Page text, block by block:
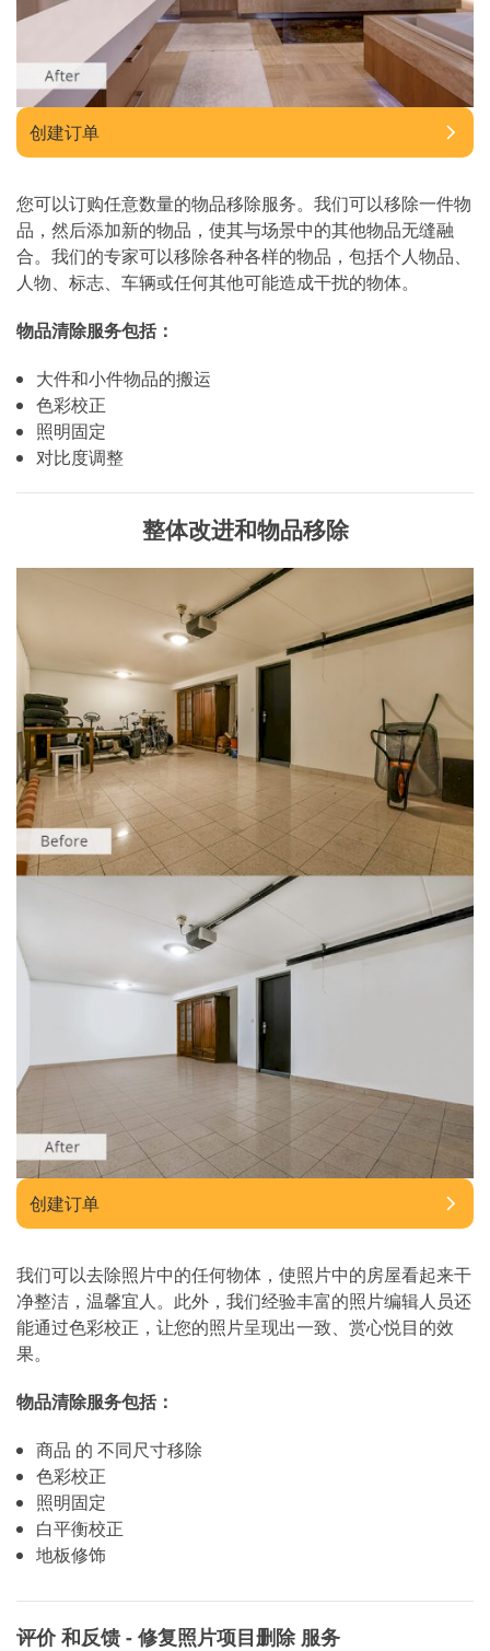
创建订单
您可以订购任意数量的物品移除服务。我们可以移除一件物
品，然后添加新的物品，使其与场景中的其他物品无缝融
合。我们的专家可以移除各种各样的物品，包括个人物品、
人物、标志、车辆或任何其他可能造成干扰的物体。
物品清除服务包括：
大件和小件物品的搬运
色彩校正
照明固定
对比度调整
整体改进和物品移除
创建订单
我们可以去除照片中的任何物体，使照片中的房屋看起来干
净整洁，温馨宜人。此外，我们经验丰富的照片编辑人员还
能通过色彩校正，让您的照片呈现出一致、赏心悦目的效
果。
物品清除服务包括：
商品 的 不同尺寸移除
色彩校正
照明固定
白平衡校正
地板修饰
评价 和反馈 - 修复照片项目删除 服务